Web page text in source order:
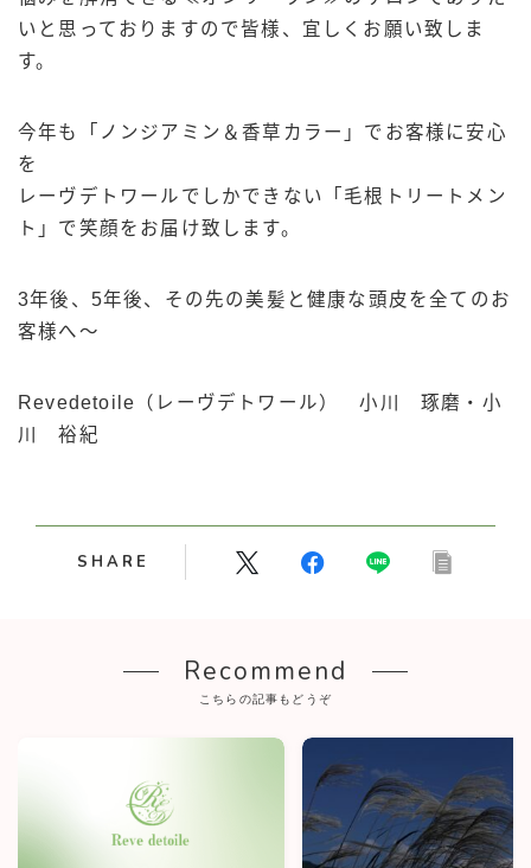
いと思っておりますので皆様、宜しくお願い致しま
す。
今年も「ノンジアミン＆香草カラー」でお客様に安心
を
レーヴデトワールでしかできない「毛根トリートメン
ト」で笑顔をお届け致します。
3年後、5年後、その先の美髪と健康な頭皮を全てのお
客様へ～
Revedetoile（レーヴデトワール） 小川 琢磨・小
川 裕紀
SHARE
Recommend
こちらの記事もどうぞ